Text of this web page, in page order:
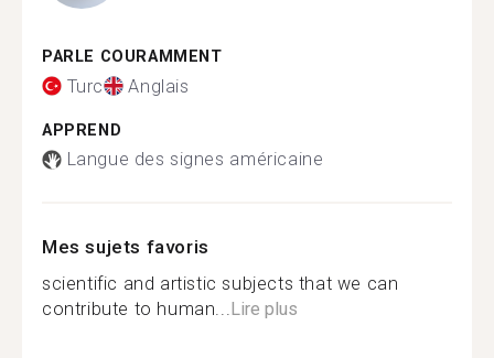
PARLE COURAMMENT
Turc Anglais
APPREND
Langue des signes américaine
Mes sujets favoris
scientific and artistic subjects that we can
contribute to human...Lire plus